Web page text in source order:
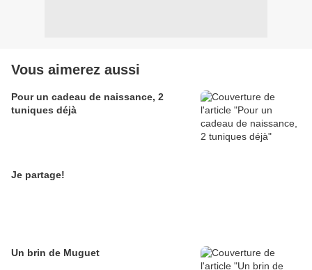
Vous aimerez aussi
Pour un cadeau de naissance, 2
tuniques déjà
Je partage!
Un brin de Muguet